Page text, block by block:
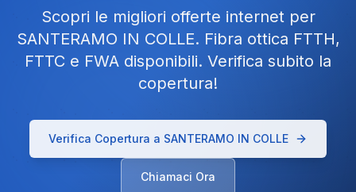
Scopri le migliori offerte internet per
SANTERAMO IN COLLE. Fibra ottica FTTH,
FTTC e FWA disponibili. Verifica subito la
copertura!
Verifica Copertura a SANTERAMO IN COLLE
Chiamaci Ora